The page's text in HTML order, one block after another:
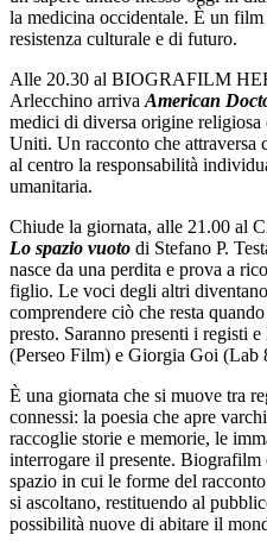
la medicina occidentale. È un
resistenza culturale e di futuro.
Alle 20.30 al BIOGRAFILM
Arlecchino arriva American
medici di diversa origine religiosa
Uniti. Un racconto che
al centro la responsabilità
umanitaria.
Chiude la giornata, alle 21.00 al
Lo spazio vuoto di Stefano P.
nasce da una perdita e prova a
figlio. Le voci degli altri
comprendere ciò che resta
presto. Saranno presenti i registi
(Perseo Film) e Giorgia Goi (Lab
È una giornata che si muove tra
connessi: la poesia che apre
raccoglie storie e memorie, le
interrogare il presente.
spazio in cui le forme del
si ascoltano, restituendo al
possibilità nuove di abitare il